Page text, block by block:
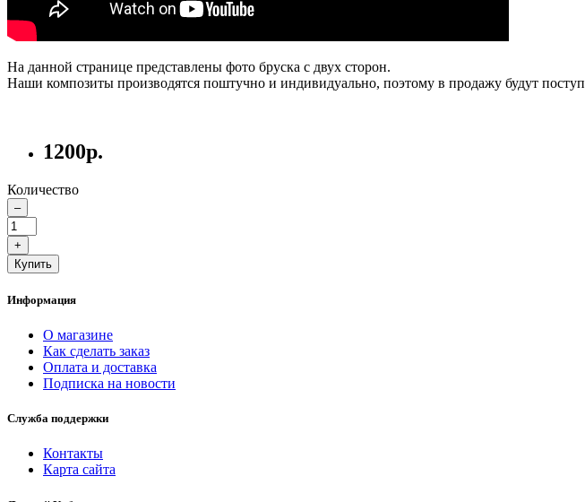
На данной странице представлены фото бруска с двух сторон.
Наши композиты производятся поштучно и индивидуально, поэтому в продажу будут
1200р.
Количество
–
+
Купить
Информация
О магазине
Как сделать заказ
Оплата и доставка
Подписка на новости
Служба поддержки
Контакты
Карта сайта